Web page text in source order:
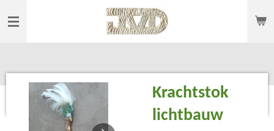
direct
Krachtstok
lichtbauw